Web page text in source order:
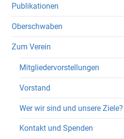
Publikationen
Oberschwaben
Zum Verein
Mitgliedervorstellungen
Vorstand
Wer wir sind und unsere Ziele?
Kontakt und Spenden